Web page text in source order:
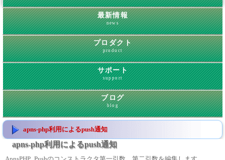
最新情報
news
プロダクト
product
サポート
support
ブログ
blog
apns-php利用によるpush通知
apns-php利用によるpush通知